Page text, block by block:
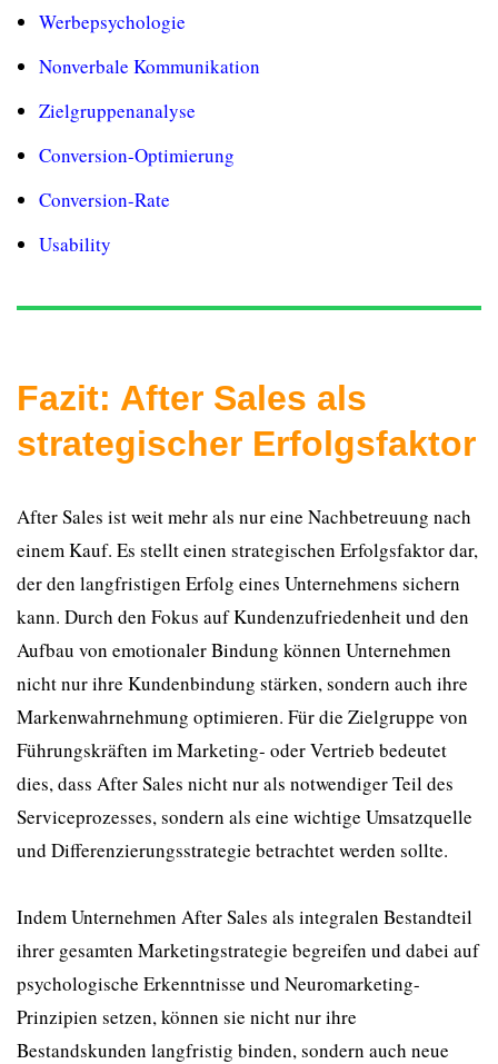
Werbepsychologie
Nonverbale Kommunikation
Zielgruppenanalyse
Conversion-Optimierung
Conversion-Rate
Usability
Fazit: After Sales als
strategischer Erfolgsfaktor
After Sales ist weit mehr als nur eine Nachbetreuung nach
einem Kauf. Es stellt einen strategischen Erfolgsfaktor dar,
der den langfristigen Erfolg eines Unternehmens sichern
kann. Durch den Fokus auf Kundenzufriedenheit und den
Aufbau von emotionaler Bindung können Unternehmen
nicht nur ihre Kundenbindung stärken, sondern auch ihre
Markenwahrnehmung optimieren. Für die Zielgruppe von
Führungskräften im Marketing- oder Vertrieb bedeutet
dies, dass After Sales nicht nur als notwendiger Teil des
Serviceprozesses, sondern als eine wichtige Umsatzquelle
und Differenzierungsstrategie betrachtet werden sollte.
Indem Unternehmen After Sales als integralen Bestandteil
ihrer gesamten Marketingstrategie begreifen und dabei auf
psychologische Erkenntnisse und Neuromarketing-
Prinzipien setzen, können sie nicht nur ihre
Bestandskunden langfristig binden, sondern auch neue